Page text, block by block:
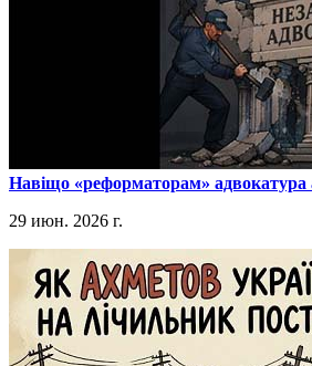
​Навіщо «реформаторам»
29 июн. 2026 г.